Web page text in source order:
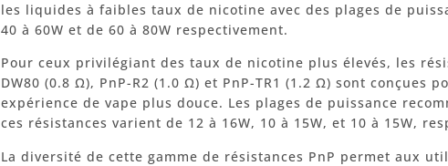
les liquides à faibles taux de nicotine avec des plages de
40 à 60W et de 60 à 80W respectivement.
Pour ceux privilégiant des taux de nicotine plus élevés, les
DW80 (0.8 Ω), PnP-R2 (1.0 Ω) et PnP-TR1 (1.2 Ω) sont conçues
expérience de vape plus douce. Les plages de puissance
ces résistances varient de 12 à 16W, 10 à 15W, et 10 à 15W,
La diversité de cette gamme de résistances PnP permet aux